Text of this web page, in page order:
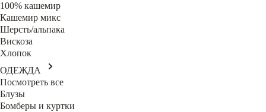
100% кашемир
Кашемир микс
Шерсть/альпака
Вискоза
Хлопок
ОДЕЖДА
Посмотреть все
Блузы
Бомберы и куртки